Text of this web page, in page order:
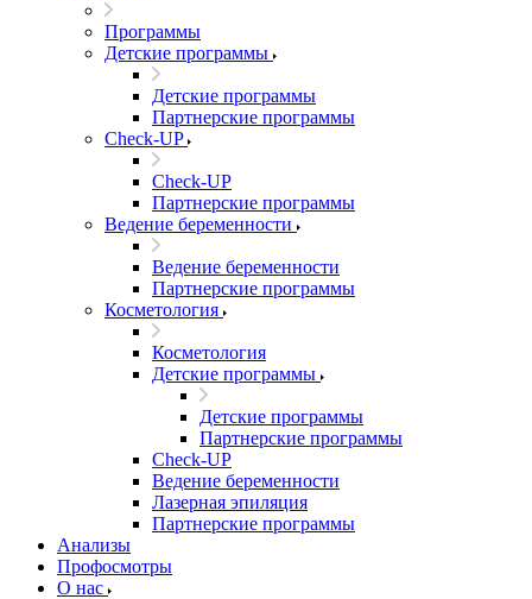
Программы
Детские программы
Детские программы
Партнерские программы
Check-UP
Check-UP
Партнерские программы
Ведение беременности
Ведение беременности
Партнерские программы
Косметология
Косметология
Детские программы
Детские программы
Партнерские программы
Check-UP
Ведение беременности
Лазерная эпиляция
Партнерские программы
Анализы
Профосмотры
О нас